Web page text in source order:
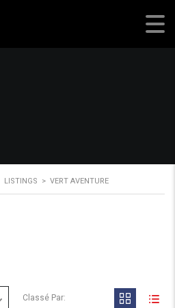
LISTINGS > VERT AVENTURE
Classé Par: